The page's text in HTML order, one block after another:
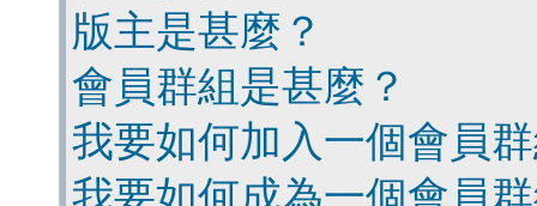
版主是甚麼？
會員群組是甚麼？
我要如何加入一個會員
我要如何成為一個會員